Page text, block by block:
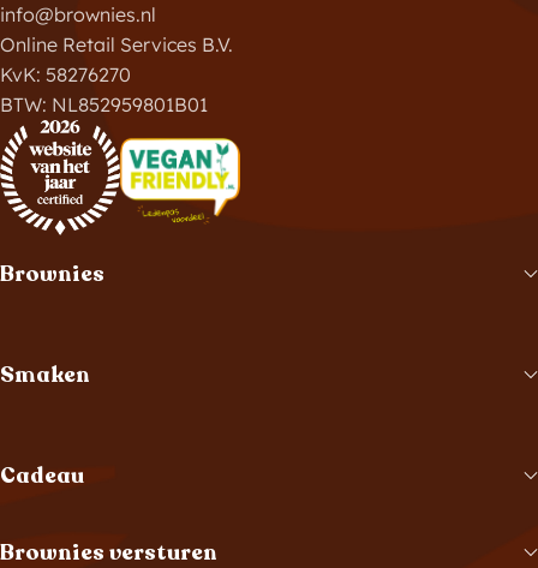
info@brownies.nl
Online Retail Services B.V.
KvK: 58276270
BTW: NL852959801B01
Brownies
Smaken
Cadeau
Brownies versturen